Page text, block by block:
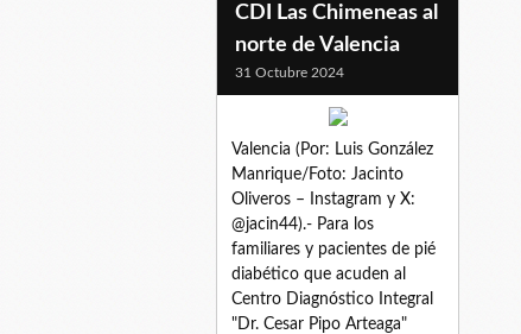
CDI Las Chimeneas al
norte de Valencia
31 Octubre 2024
Valencia (Por: Luis González
Manrique/Foto: Jacinto
Oliveros – Instagram y X:
@jacin44).- Para los
familiares y pacientes de pié
diabético que acuden al
Centro Diagnóstico Integral
"Dr. Cesar Pipo Arteaga"